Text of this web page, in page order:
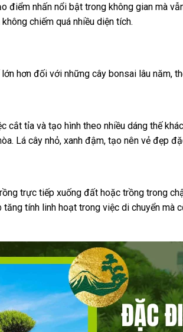
điểm nhấn nổi bật trong không gian mà
chiếm quá nhiều diện tích.
hơn đối với những cây bonsai lâu năm,
cắt tỉa và tạo hình theo nhiều dáng thế
Lá cây nhỏ, xanh đậm, tạo nên vẻ đẹp
trực tiếp xuống đất hoặc trồng trong
tính linh hoạt trong việc di chuyển mà